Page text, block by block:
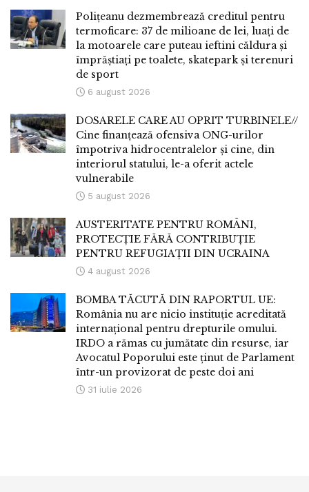
Polițeanu dezmembrează creditul pentru
termoficare: 37 de milioane de lei, luați de
la motoarele care puteau ieftini căldura și
împrăștiați pe toalete, skatepark și terenuri
de sport
6 august 2026
DOSARELE CARE AU OPRIT TURBINELE//
Cine finanțează ofensiva ONG-urilor
împotriva hidrocentralelor și cine, din
interiorul statului, le-a oferit actele
vulnerabile
5 august 2026
AUSTERITATE PENTRU ROMÂNI,
PROTECȚIE FĂRĂ CONTRIBUȚIE
PENTRU REFUGIAȚII DIN UCRAINA
4 august 2026
BOMBA TĂCUTĂ DIN RAPORTUL UE:
România nu are nicio instituție acreditată
internațional pentru drepturile omului.
IRDO a rămas cu jumătate din resurse, iar
Avocatul Poporului este ținut de Parlament
într-un provizorat de peste doi ani
31 iulie 2026